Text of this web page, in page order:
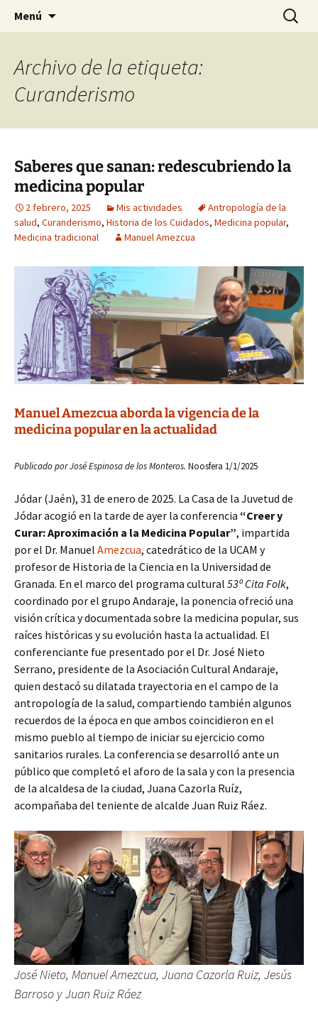
Gomeres
Historia, cultura y pensamiento
Menú Buscar:
Archivo de la etiqueta:
Curanderismo
Saberes que sanan: redescubriendo la
medicina popular
2 febrero, 2025 Mis actividades
Antropología de la
salud, Curanderismo, Historia de los Cuidados, Medicina popular,
Medicina tradicional
Manuel Amezcua
Manuel Amezcua aborda la vigencia de la
medicina popular en la actualidad
Publicado por José Espinosa de los Monteros. Noosfera 1/1/2025
Jódar (Jaén), 31 de enero de 2025. La Casa de la Juvetud de
Jódar acogió en la tarde de ayer la conferencia “Creer y
Curar: Aproximación a la Medicina Popular”, impartida
por el Dr. Manuel Amezcua, catedrático de la UCAM y
profesor de Historia de la Ciencia en la Universidad de
Granada. En el marco del programa cultural 53ª Cita Folk,
coordinado por el grupo Andaraje, la ponencia ofreció una
visión crítica y documentada sobre la medicina popular, sus
raíces históricas y su evolución hasta la actualidad. El
conferenciante fue presentado por el Dr. José Nieto
Serrano, presidente de la Asociación Cultural Andaraje,
quien destacó su dilatada trayectoria en el campo de la
antropología de la salud, compartiendo también algunos
recuerdos de la época en que ambos coincidieron en el
mismo pueblo al tiempo de iniciar su ejercicio como
sanitarios rurales. La conferencia se desarrolló ante un
público que completó el aforo de la sala y con la presencia
de la alcaldesa de la ciudad, Juana Cazorla Ruíz,
acompañaba del teniente de alcalde Juan Ruiz Ráez.
José Nieto, Manuel Amezcua, Juana Cazorla Ruiz, Jesús
Barroso y Juan Ruiz Ráez